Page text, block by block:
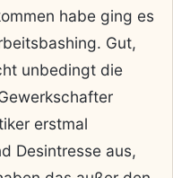
habe ging es
Gut,
unbedingt die
erstmal
Desintresse aus,